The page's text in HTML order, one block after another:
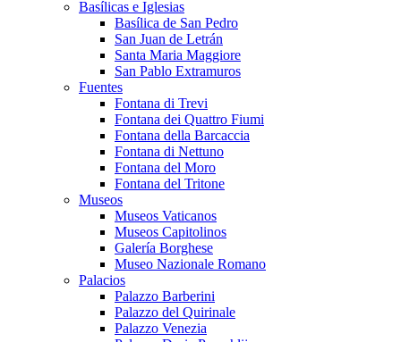
Basílicas e Iglesias
Basílica de San Pedro
San Juan de Letrán
Santa Maria Maggiore
San Pablo Extramuros
Fuentes
Fontana di Trevi
Fontana dei Quattro Fiumi
Fontana della Barcaccia
Fontana di Nettuno
Fontana del Moro
Fontana del Tritone
Museos
Museos Vaticanos
Museos Capitolinos
Galería Borghese
Museo Nazionale Romano
Palacios
Palazzo Barberini
Palazzo del Quirinale
Palazzo Venezia